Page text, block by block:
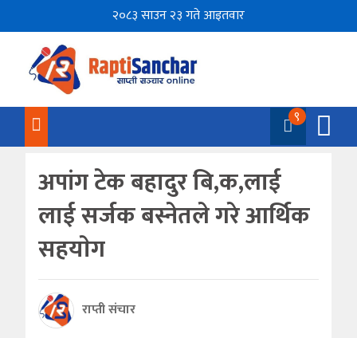
२०८३ साउन २३ गते आइतवार
९
अपांग टेक बहादुर बि,क,लाई
लाई सर्जक बस्नेतले गरे आर्थिक
सहयाेग
राप्ती संचार